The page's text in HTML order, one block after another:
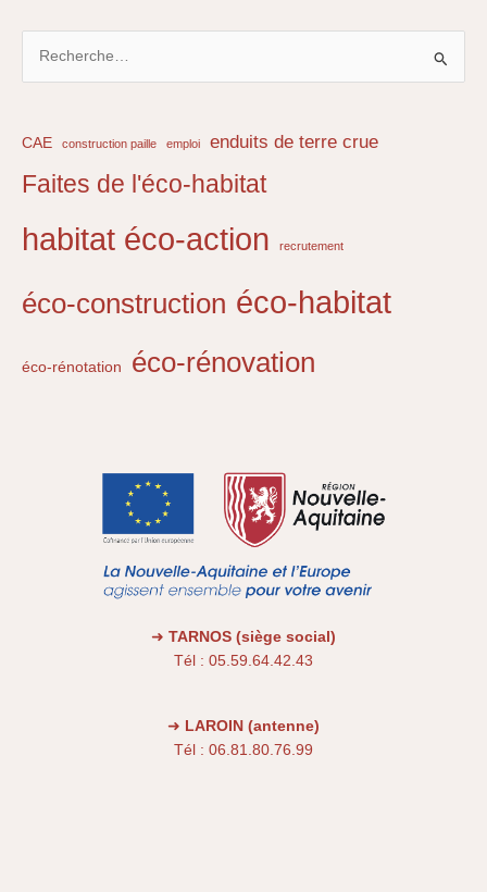
r
h
r
:
CAE construction paille emploi enduits de terre crue
Faites de l'éco-habitat
habitat éco-action recrutement
éco-construction éco-habitat
éco-rénotation éco-rénovation
➜ TARNOS (siège social)
Tél : 05.59.64.42.43
➜ LAROIN (antenne)
Tél : 06.81.80.76.99